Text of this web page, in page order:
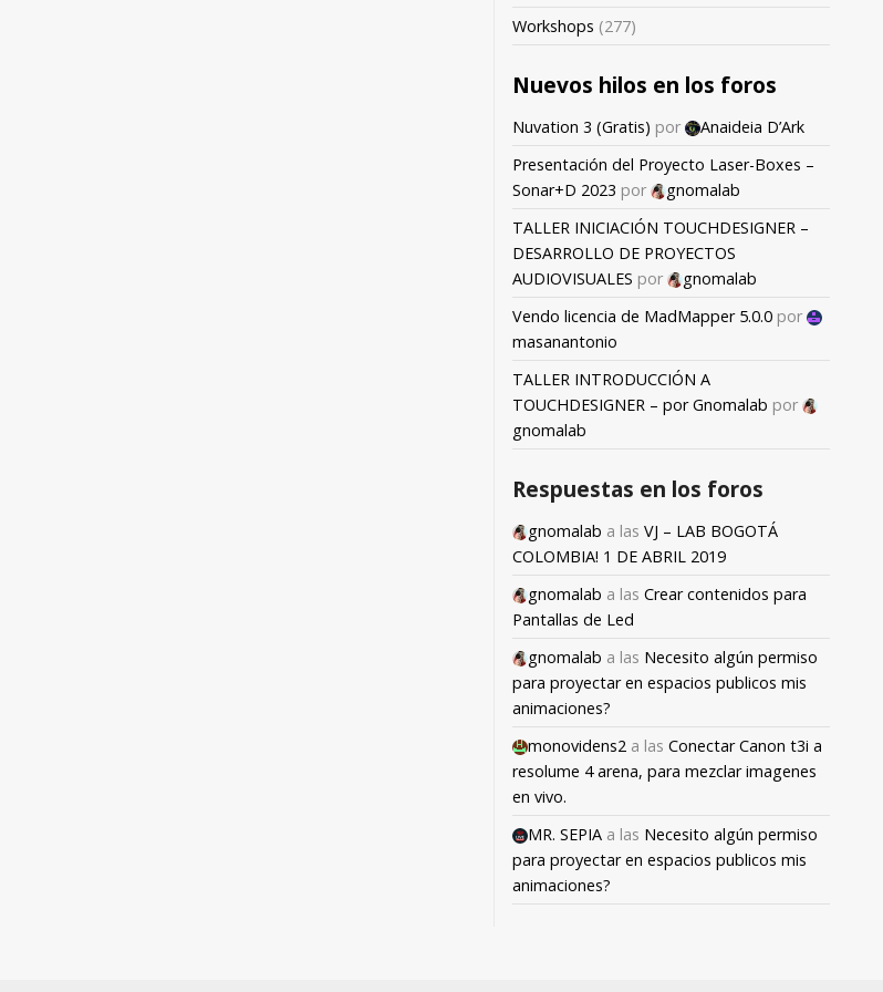
Workshops (277)
Nuevos hilos en los foros
Nuvation 3 (Gratis) por
Anaideia D’Ark
Presentación del Proyecto Laser-Boxes –
Sonar+D 2023 por
gnomalab
TALLER INICIACIÓN TOUCHDESIGNER –
DESARROLLO DE PROYECTOS
AUDIOVISUALES por
gnomalab
Vendo licencia de MadMapper 5.0.0 por
masanantonio
TALLER INTRODUCCIÓN A
TOUCHDESIGNER – por Gnomalab por
gnomalab
Respuestas en los foros
gnomalab a las VJ – LAB BOGOTÁ
COLOMBIA! 1 DE ABRIL 2019
gnomalab a las Crear contenidos para
Pantallas de Led
gnomalab a las Necesito algún permiso
para proyectar en espacios publicos mis
animaciones?
monovidens2 a las Conectar Canon t3i a
resolume 4 arena, para mezclar imagenes
en vivo.
MR. SEPIA a las Necesito algún permiso
para proyectar en espacios publicos mis
animaciones?